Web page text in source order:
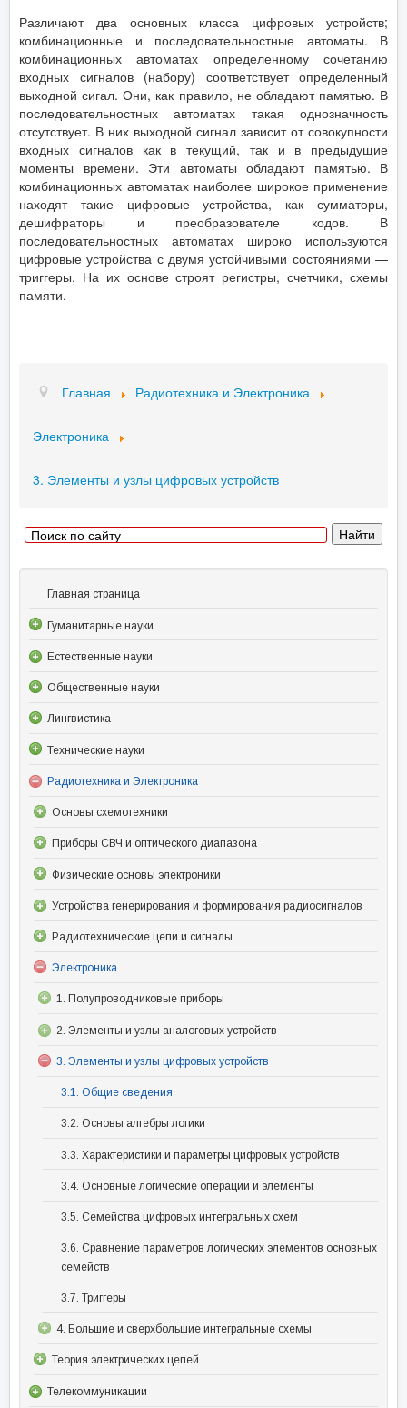
Различают два основных класса цифровых устройств;
комбинационные и последовательностные автоматы. В
комбинационных автоматах определенному сочетанию
входных сигналов (набору) соответствует определенный
выходной сигал. Они, как правило, не обладают памятью. В
последовательностных автоматах такая однозначность
отсутствует. В них выходной сигнал зависит от совокупности
входных сигналов как в текущий, так и в предыдущие
моменты времени. Эти автоматы обладают памятью. В
комбинационных автоматах наиболее широкое применение
находят такие цифровые устройства, как сумматоры,
дешифраторы и преобразователе кодов. В
последовательностных автоматах широко используются
цифровые устройства с двумя устойчивыми состояниями —
триггеры. На их основе строят регистры, счетчики, схемы
памяти.
Главная Радиотехника и Электроника
Электроника
3. Элементы и узлы цифровых устройств
Главная страница
Гуманитарные науки
Естественные науки
Общественные науки
Лингвистика
Технические науки
Радиотехника и Электроника
Основы схемотехники
Приборы СВЧ и оптического диапазона
Физические основы электроники
Устройства генерирования и формирования радиосигналов
Радиотехнические цепи и сигналы
Электроника
1. Полупроводниковые приборы
2. Элементы и узлы аналоговых устройств
3. Элементы и узлы цифровых устройств
3.1. Общие сведения
3.2. Основы алгебры логики
3.3. Характеристики и параметры цифровых устройств
3.4. Основные логические операции и элементы
3.5. Семейства цифровых интегральных схем
3.6. Сравнение параметров логических элементов основных
семейств
3.7. Триггеры
4. Большие и сверхбольшие интегральные схемы
Теория электрических цепей
Телекоммуникации